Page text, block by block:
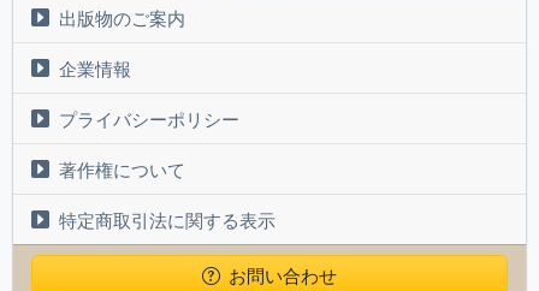
出版物のご案内
企業情報
プライバシーポリシー
著作権について
特定商取引法に関する表示
お問い合わせ